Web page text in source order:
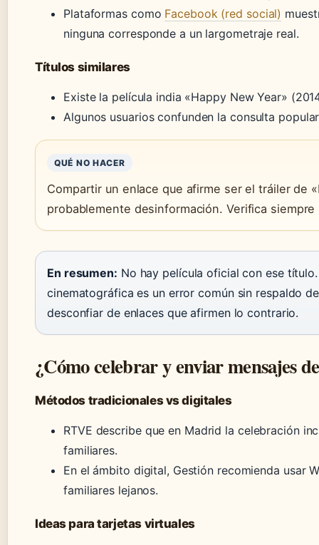
Plataformas como Facebook (red social)
ninguna corresponde a un largometraje real.
Títulos similares
Existe la película india «Happy New Year»
Algunos usuarios confunden la consulta
QUÉ NO HACER
Compartir un enlace que afirme ser el tráiler de
probablemente desinformación. Verifica
En resumen: No hay película oficial con ese
cinematográfica es un error común sin respaldo
desconfiar de enlaces que afirmen lo contrario.
¿Cómo celebrar y enviar mensajes
Métodos tradicionales vs digitales
RTVE describe que en Madrid la celebración
familiares.
En el ámbito digital, Gestión recomienda usar
familiares lejanos.
Ideas para tarjetas virtuales